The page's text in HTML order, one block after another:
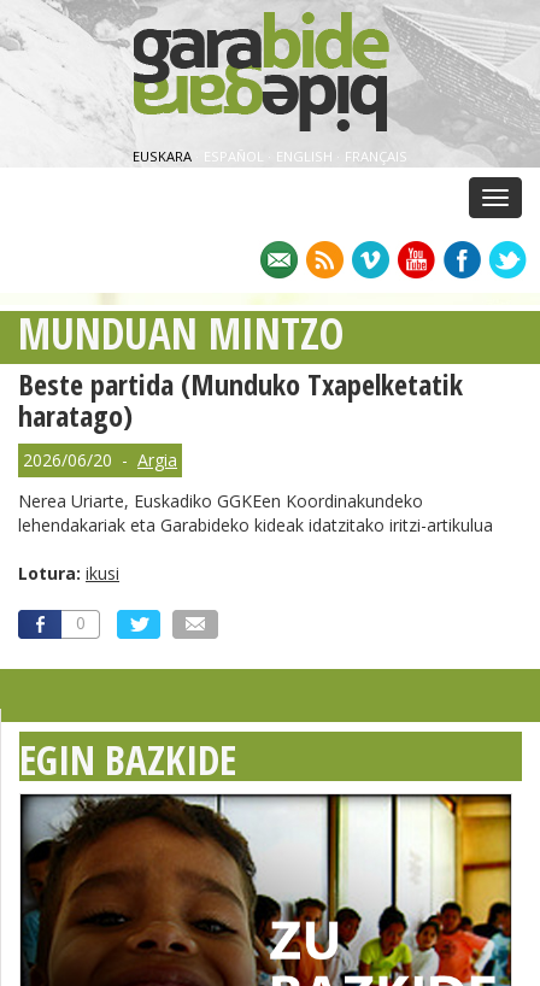
EUSKARA ESPAÑOL · ENGLISH · FRANÇAIS
MUNDUAN MINTZO
Beste partida (Munduko Txapelketatik
haratago)
2026/06/20 - Argia
Nerea Uriarte, Euskadiko GGKEen Koordinakundeko
lehendakariak eta Garabideko kideak idatzitako iritzi-artikulua
Lotura: ikusi
0
EGIN BAZKIDE